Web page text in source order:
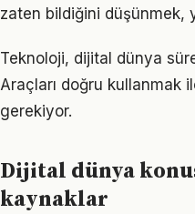
zaten bildiğini düşünmek,
Teknoloji, dijital dünya
Araçları doğru kullanmak
gerekiyor.
Dijital dünya
kaynaklar